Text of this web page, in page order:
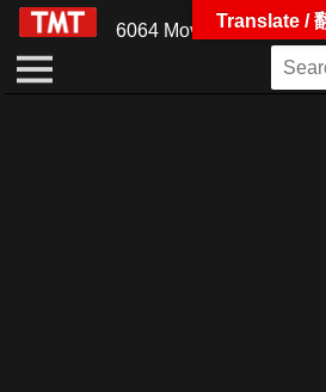
6064 MoviesTranslate /